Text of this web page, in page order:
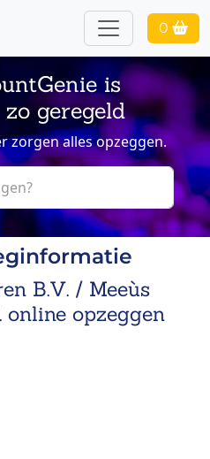
0
is
geregeld
zorgen alles opzeggen.
B.V. / Meeùs
online opzeggen